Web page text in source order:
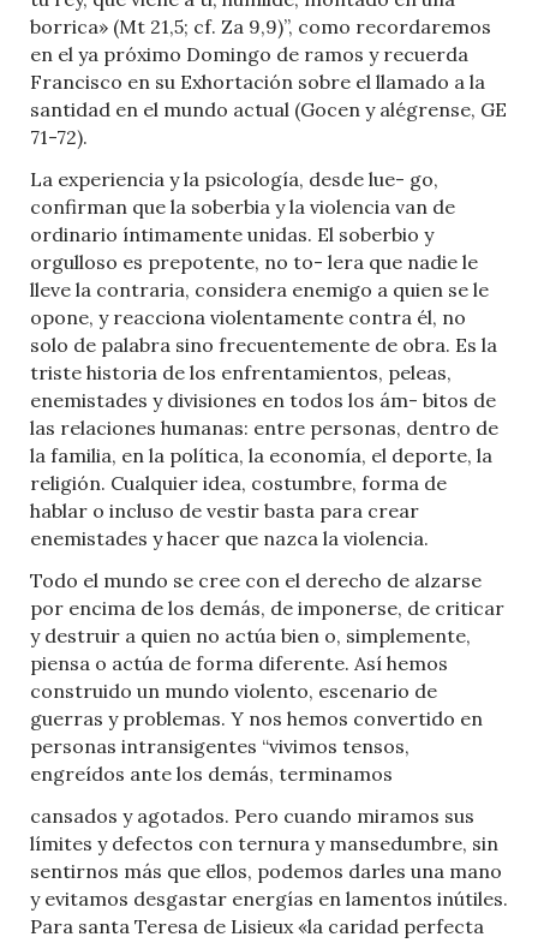
borrica» (Mt 21,5; cf. Za 9,9)”, como recordaremos
en el ya próximo Domingo de ramos y recuerda
Francisco en su Exhortación sobre el llamado a la
santidad en el mundo actual (Gocen y alégrense, GE
71-72).
La experiencia y la psicología, desde lue- go,
confirman que la soberbia y la violencia van de
ordinario íntimamente unidas. El soberbio y
orgulloso es prepotente, no to- lera que nadie le
lleve la contraria, considera enemigo a quien se le
opone, y reacciona violentamente contra él, no
solo de palabra sino frecuentemente de obra. Es la
triste historia de los enfrentamientos, peleas,
enemistades y divisiones en todos los ám- bitos de
las relaciones humanas: entre personas, dentro de
la familia, en la política, la economía, el deporte, la
religión. Cualquier idea, costumbre, forma de
hablar o incluso de vestir basta para crear
enemistades y hacer que nazca la violencia.
Todo el mundo se cree con el derecho de alzarse
por encima de los demás, de imponerse, de criticar
y destruir a quien no actúa bien o, simplemente,
piensa o actúa de forma diferente. Así hemos
construido un mundo violento, escenario de
guerras y problemas. Y nos hemos convertido en
personas intransigentes “vivimos tensos,
engreídos ante los demás, terminamos
cansados y agotados. Pero cuando miramos sus
límites y defectos con ternura y mansedumbre, sin
sentirnos más que ellos, podemos darles una mano
y evitamos desgastar energías en lamentos inútiles.
Para santa Teresa de Lisieux «la caridad perfecta